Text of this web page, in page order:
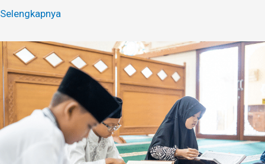
Selengkapnya